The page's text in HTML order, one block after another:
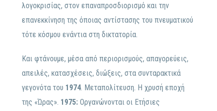
λογοκρισίας, στον επαναπροσδιορισμό και την
επανεκκίνηση της όποιας αντίστασης του πνευματικού
τότε κόσμου ενάντια στη δικτατορία.
Και φτάνουμε, μέσα από περιορισμούς, απαγορεύεις,
απειλές, κατασχέσεις, διώξεις, στα συνταρακτικά
γεγονότα του 1974 . Μεταπολίτευση. Η χρυσή εποχή
της «Ώρας». 1975: Οργανώνονται οι Ετήσιες